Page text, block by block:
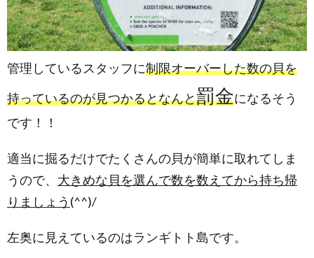
管理しているスタッフに制限オーバーした数の貝を
持っているのが見つかるとなんと罰金になるそう
です！！
適当に掘るだけでたくさんの貝が簡単に取れてしま
うので、 大きめな貝を選んで数を数えてから持ち帰
りましょう (^^)/
左奥に見えているのはランギトト島です。